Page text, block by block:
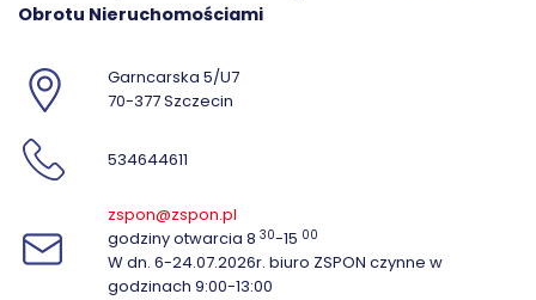
Obrotu Nieruchomościami
Garncarska 5/U7
70-377 Szczecin
534644611
zspon@zspon.pl
godziny otwarcia 8 30-15 00
W dn. 6-24.07.2026r. biuro ZSPON czynne w
godzinach 9:00-13:00